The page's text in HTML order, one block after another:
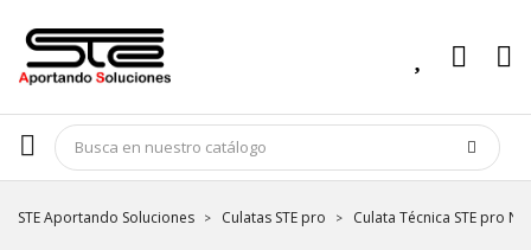
STE Aportando Soluciones Culatas STE pro Culata Técnica STE pro